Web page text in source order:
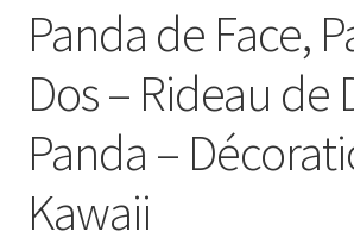
Panda de Face,
Dos – Rideau de
Panda –
Kawaii